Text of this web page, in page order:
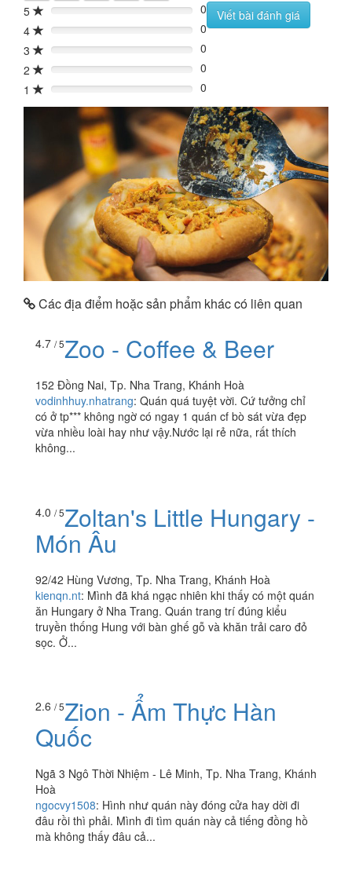
5 0%
0
4
0%
0
3
0%
0
2
0%
0
1
0% 0
Viết bài đánh giá
Các địa điểm hoặc sản phẩm khác có liên quan
4.7 / 5Zoo - Coffee & Beer
152 Đồng Nai, Tp. Nha Trang, Khánh Hoà
vodinhhuy.nhatrang: Quán quá tuyệt vời. Cứ tưởng chỉ
có ở tp*** không ngờ có ngay 1 quán cf bò sát vừa đẹp
vừa nhiều loài hay như vậy.Nước lại rẻ nữa, rất thích
không...
4.0 / 5Zoltan's Little Hungary -
Món Âu
92/42 Hùng Vương, Tp. Nha Trang, Khánh Hoà
kienqn.nt: Mình đã khá ngạc nhiên khi thấy có một quán
ăn Hungary ở Nha Trang. Quán trang trí đúng kiểu
truyền thống Hung với bàn ghế gỗ và khăn trải caro đỏ
sọc. Ở...
2.6/ 5 Zion - Ẩm Thực Hàn
Quốc
Ngã 3 Ngô Thời Nhiệm - Lê Minh, Tp. Nha Trang, Khánh